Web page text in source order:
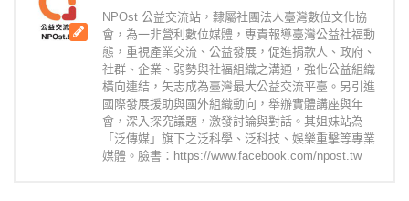
NPOst 公益交流站，隸屬社團法人臺灣數位文化協
會，為一非營利數位媒體，專責報導臺灣公益社福動
態，重視產業交流、公益發展，促進捐款人、政府、
社群、企業、弱勢與社福組織之溝通，強化公益組織
橫向連結，矢志成為臺灣最大公益交流平臺。另引進
國際發展援助與國外組織動向，舉辦實體講座與年
會，深入探究議題，激發討論與對話。其姐妹站為
「泛傳媒」旗下之泛科學、泛科技、娛樂重擊等專業
媒體。臉書：https://www.facebook.com/npost.tw